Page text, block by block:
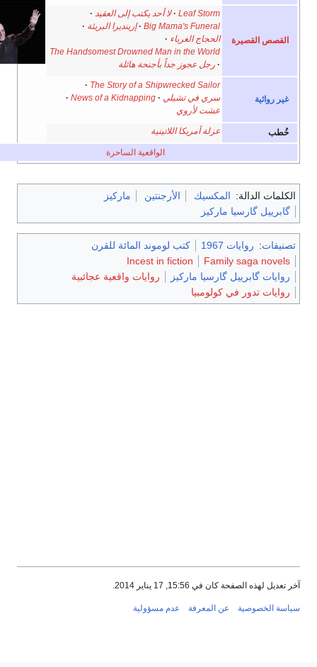
القصص القصيرة
Leaf Storm
لا أحد يكتب إلى العقيد
Big Mama's Funeral
إرينديرا البريئة
الحجاج الغرباء
The Handsomest Drowned Man in the World
رجل عجوز جداً بأجنحة هائلة
غير روائية
The Story of a Shipwrecked Sailor
سري في تشيلي
News of a Kidnapping
عشت لأروي
عزلة أمريكا اللاتينية
الواقعية الساحرة
الدالة: المكسيك الأرجنتين
ماركيز
گابرييل گارسيا ماركيز
: روايات 1967
كتب لوموند المائة للقرن
Family saga novels
Incest in fiction
روايات گابرييل گارسيا ماركيز
روايات واقعية عجائبية
روايات تدور في كولومبيا
لهذه الصفحة كان في 15:56, 17 يناير 2014.
الخصوصية عن المعرفة عدم مسؤولية